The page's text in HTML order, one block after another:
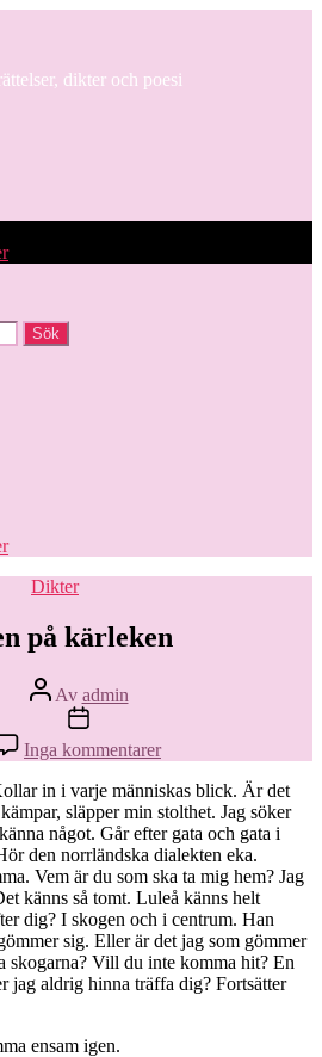
dikter och poesi
Kategorier
Dikter
på kärleken
Inläggsförfattare
Av admin
Inläggsdatum
Inga kommentarertill
Jakten
på
kärleken
in i varje människas blick. Är det
släpper min stolthet. Jag söker
något. Går efter gata och gata i
den norrländska dialekten eka.
Vem är du som ska ta mig hem? Jag
känns så tomt. Luleå känns helt
dig? I skogen och i centrum. Han
sig. Eller är det jag som gömmer
skogarna? Vill du inte komma hit? En
jag aldrig hinna träffa dig? Fortsätter
ensam igen.